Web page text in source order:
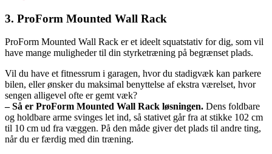
3. ProForm Mounted Wall Rack
ProForm Mounted Wall Rack er et ideelt squatstativ for dig, som vil
have mange muligheder til din styrketræning på begrænset plads.
Vil du have et fitnessrum i garagen, hvor du stadigvæk kan parkere
bilen, eller ønsker du maksimal benyttelse af ekstra værelset, hvor
sengen alligevel ofte er gemt væk?
– Så er ProForm Mounted Wall Rack løsningen. Dens foldbare
og holdbare arme svinges let ind, så stativet går fra at stikke 102 cm
til 10 cm ud fra væggen. På den måde giver det plads til andre ting,
når du er færdig med din træning.